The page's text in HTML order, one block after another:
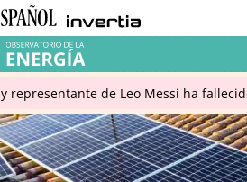
representante de Leo Messi ha